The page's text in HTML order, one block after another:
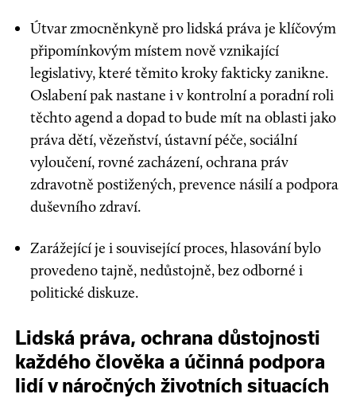
Útvar zmocněnkyně pro lidská práva je klíčovým
připomínkovým místem nově vznikající
legislativy, které těmito kroky fakticky zanikne.
Oslabení pak nastane i v kontrolní a poradní roli
těchto agend a dopad to bude mít na oblasti jako
práva dětí, vězeňství, ústavní péče, sociální
vyloučení, rovné zacházení, ochrana práv
zdravotně postižených, prevence násilí a podpora
duševního zdraví.
Zarážející je i související proces, hlasování bylo
provedeno tajně, nedůstojně, bez odborné i
politické diskuze.
Lidská práva, ochrana důstojnosti
každého člověka a účinná podpora
lidí v náročných životních situacích